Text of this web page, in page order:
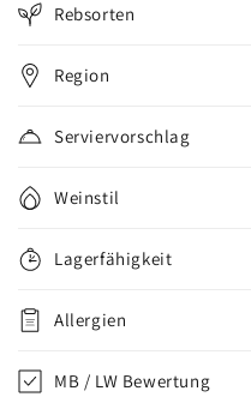
Rebsorten
Region
Serviervorschlag
Weinstil
Lagerfähigkeit
Allergien
MB / LW Bewertung